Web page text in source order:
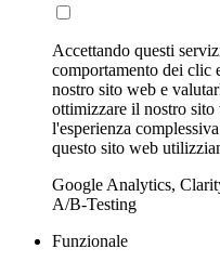
Accettando questi
comportamento dei clic
nostro sito web e
ottimizzare il nostro
l'esperienza
questo sito web
Google Analytics,
A/B-Testing
Funzionale